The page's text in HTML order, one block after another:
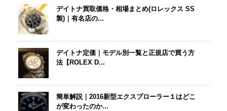
デイトナ買取価格・相場まとめ(ロレックス SS
製)｜有名店の...
デイトナ定価｜モデル別一覧と正規店で買う方
法【ROLEX D...
簡単解説｜2016新型エクスプローラー１はどこ
が変わったのか...